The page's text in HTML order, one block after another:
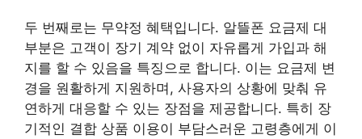
두 번째로는 무약정 혜택입니다. 알뜰폰 요금제 대
부분은 고객이 장기 계약 없이 자유롭게 가입과 해
지를 할 수 있음을 특징으로 합니다. 이는 요금제 변
경을 원활하게 지원하며, 사용자의 상황에 맞춰 유
연하게 대응할 수 있는 장점을 제공합니다. 특히 장
기적인 결합 상품 이용이 부담스러운 고령층에게 이